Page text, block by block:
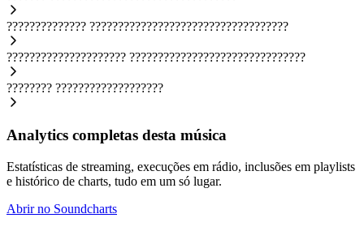
?????????????? ???????????????????????????????????
????????????????????? ???????????????????????????????
???????? ???????????????????
Analytics completas desta música
Estatísticas de streaming, execuções em rádio, inclusões em playlists
e histórico de charts, tudo em um só lugar.
Abrir no Soundcharts